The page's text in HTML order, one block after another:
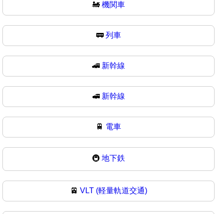
🚂 機関車
🚃 列車
🚄 新幹線
🚅 新幹線
🚆 電車
🚇 地下鉄
🚈 VLT (軽量軌道交通)